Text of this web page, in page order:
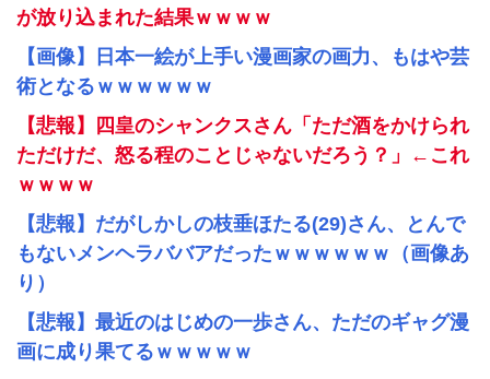
が放り込まれた結果ｗｗｗｗ
【画像】日本一絵が上手い漫画家の画力、もはや芸
術となるｗｗｗｗｗｗ
【悲報】四皇のシャンクスさん「ただ酒をかけられ
ただけだ、怒る程のことじゃないだろう？」←これ
ｗｗｗｗ
【悲報】だがしかしの枝垂ほたる(29)さん、とんで
もないメンヘラババアだったｗｗｗｗｗｗ（画像あ
り）
【悲報】最近のはじめの一歩さん、ただのギャグ漫
画に成り果てるｗｗｗｗｗ